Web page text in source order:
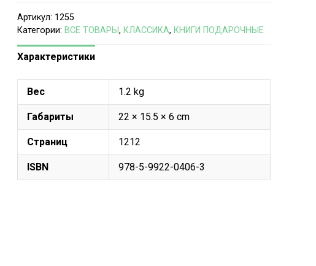
Артикул: 1255
Категории: ВСЕ ТОВАРЫ, КЛАССИКА, КНИГИ ПОДАРОЧНЫЕ
Характеристики
Вес 1.2 kg
Габариты 22 × 15.5 × 6 cm
Страниц 1212
ISBN 978-5-9922-0406-3